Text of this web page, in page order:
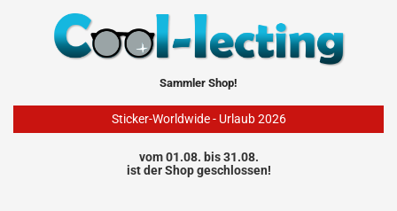
Sammler Shop!
Sticker-Worldwide - Urlaub 2026
vom 01.08. bis 31.08.
ist der Shop geschlossen!